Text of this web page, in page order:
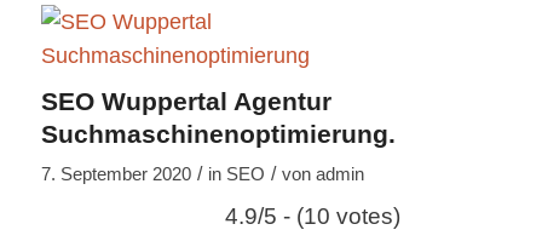
SEO Wuppertal Agentur
Suchmaschinenoptimierung.
7. September 2020 / in SEO / von admin
4.9/5 - (10 votes)